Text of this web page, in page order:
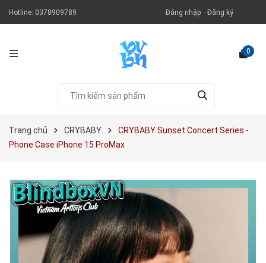
Hotline: 0378909789 Đăng nhập Đăng ký
0
Trang chủ CRYBABY
CRYBABY Sunset Concert Series -
Phone Case iPhone 15 ProMax